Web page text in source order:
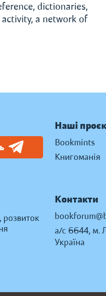
dictionaries,
a network of
розвиток
Наші
Bookmints
Книгоманія
Контакти
а/с 6644, м.
Україна